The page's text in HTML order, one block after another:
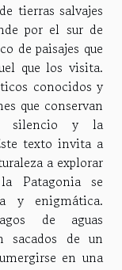
tierras salvajes
por el sur de
de paisajes que
que los visita.
conocidos y
que conservan
silencio y la
texto invita a
a explorar
Patagonia se
y enigmática.
de aguas
sacados de un
en una